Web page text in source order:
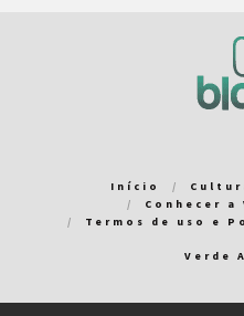
Início
Conhecer
Termos de uso e
Verde